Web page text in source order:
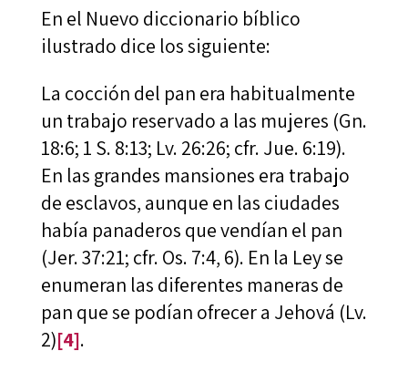
En el Nuevo diccionario bíblico
ilustrado dice los siguiente:
La cocción del pan era habitualmente
un trabajo reservado a las mujeres (Gn.
18:6; 1 S. 8:13; Lv. 26:26; cfr. Jue. 6:19).
En las grandes mansiones era trabajo
de esclavos, aunque en las ciudades
había panaderos que vendían el pan
(Jer. 37:21; cfr. Os. 7:4, 6). En la Ley se
enumeran las diferentes maneras de
pan que se podían ofrecer a Jehová (Lv.
2)[4].